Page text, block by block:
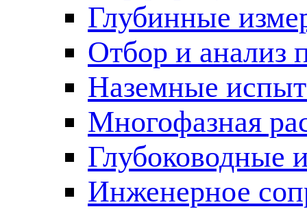
Глубинные
Отбор и анализ
Наземные
Многофазная
Глубоководные
Инженерное